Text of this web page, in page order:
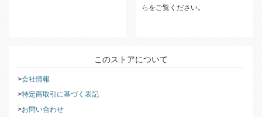
ら をご覧ください。
このストアについて
会社情報
特定商取引に基づく表記
お問い合わせ